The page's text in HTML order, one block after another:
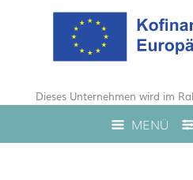
MENÜ
Dieses Unternehmen wird im
Digitalisierung Zuschuss EFRE
wurde eine Live-